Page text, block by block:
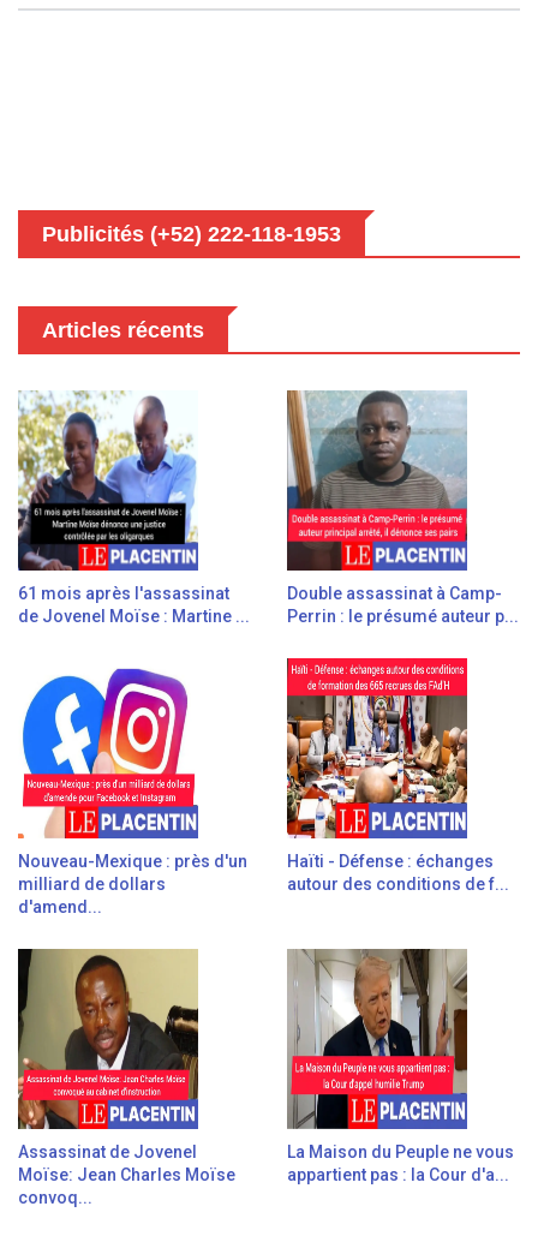
Publicités (+52) 222-118-1953
Articles récents
61 mois après l'assassinat
de Jovenel Moïse : Martine ...
Double assassinat à Camp-
Perrin : le présumé auteur p...
Nouveau-Mexique : près d'un
milliard de dollars
d'amend...
Haïti - Défense : échanges
autour des conditions de f...
Assassinat de Jovenel
Moïse: Jean Charles Moïse
convoq...
La Maison du Peuple ne vous
appartient pas : la Cour d'a...